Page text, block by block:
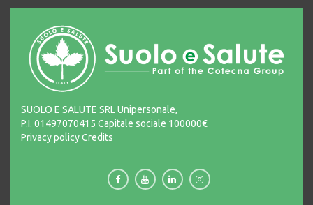
SUOLO E SALUTE SRL Unipersonale,
P.I. 01497070415 Capitale sociale 100000€
Privacy policyCredits